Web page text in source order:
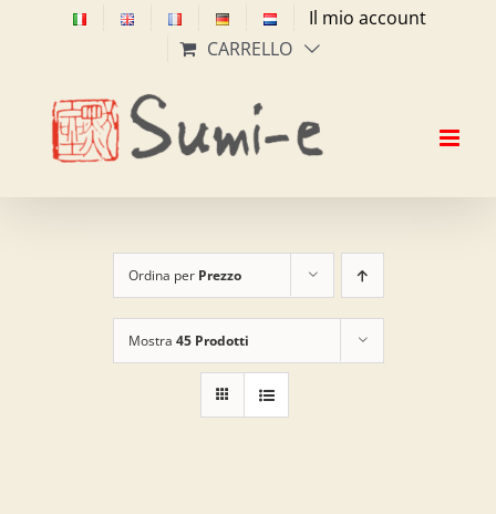
Il mio account
CARRELLO
Ordina per Prezzo
Mostra 45 Prodotti